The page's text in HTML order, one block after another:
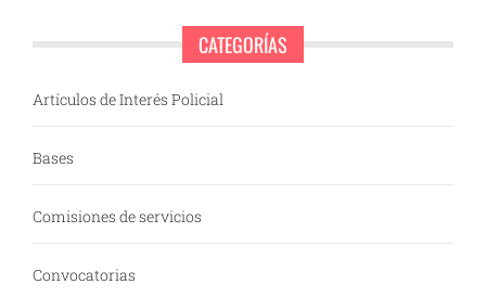
CATEGORÍAS
Artículos de Interés Policial
Bases
Comisiones de servicios
Convocatorias